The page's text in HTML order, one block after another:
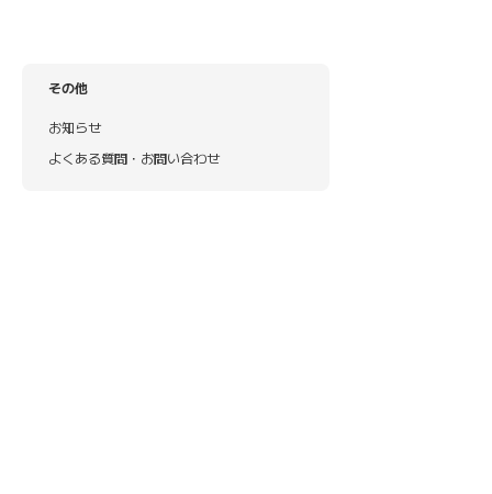
その他
お知らせ
よくある質問・お問い合わせ